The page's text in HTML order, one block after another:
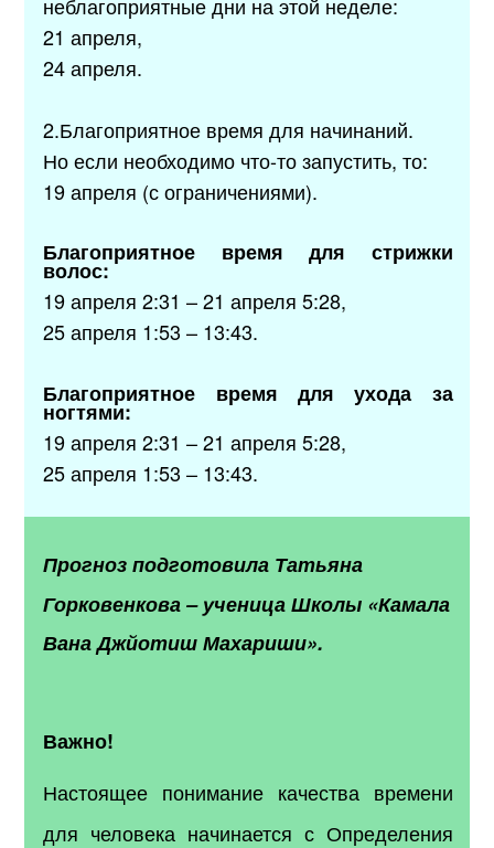
21 апреля,
24 апреля.
2.Благоприятное время для начинаний.
Но если необходимо что-то запустить, то:
19 апреля (с ограничениями).
Благоприятное время для стрижки
волос:
19 апреля 2:31 – 21 апреля 5:28,
25 апреля 1:53 – 13:43.
Благоприятное время для ухода за
ногтями:
19 апреля 2:31 – 21 апреля 5:28,
25 апреля 1:53 – 13:43.
Прогноз подготовила Татьяна
Горковенкова – ученица Школы «Камала
Вана Джйотиш Махариши».
Важно!
Настоящее понимание качества времени
для человека начинается с Определения